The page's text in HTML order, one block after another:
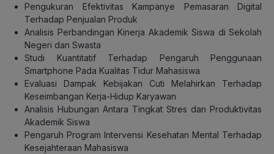
Pengukuran Efektivitas Kampanye Pemasaran Digital
Terhadap Penjualan Produk
Analisis Perbandingan Kinerja Akademik Siswa di Sekolah
Negeri dan Swasta
Studi Kuantitatif Terhadap Pengaruh Penggunaan
Smartphone Pada Kualitas Tidur Mahasiswa
Evaluasi Dampak Kebijakan Cuti Melahirkan Terhadap
Keseimbangan Kerja-Hidup Karyawan
Analisis Hubungan Antara Tingkat Stres dan Produktivitas
Akademik Siswa
Pengaruh Program Intervensi Kesehatan Mental Terhadap
Kesejahteraan Mahasiswa